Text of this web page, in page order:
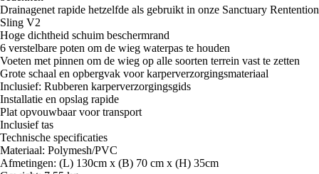
Drainagenet rapide hetzelfde als gebruikt in onze Sanctuary Rentention
Sling V2
Hoge dichtheid schuim beschermrand
6 verstelbare poten om de wieg waterpas te houden
Voeten met pinnen om de wieg op alle soorten terrein vast te zetten
Grote schaal en opbergvak voor karperverzorgingsmateriaal
Inclusief: Rubberen karperverzorgingsgids
Installatie en opslag rapide
Plat opvouwbaar voor transport
Inclusief tas
Technische specificaties
Materiaal: Polymesh/PVC
Afmetingen: (L) 130cm x (B) 70 cm x (H) 35cm